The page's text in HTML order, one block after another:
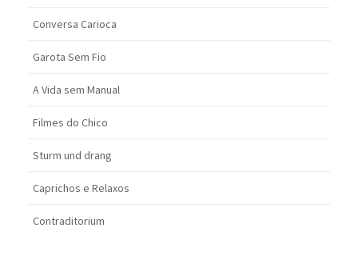
Conversa Carioca
Garota Sem Fio
A Vida sem Manual
Filmes do Chico
Sturm und drang
Caprichos e Relaxos
Contraditorium